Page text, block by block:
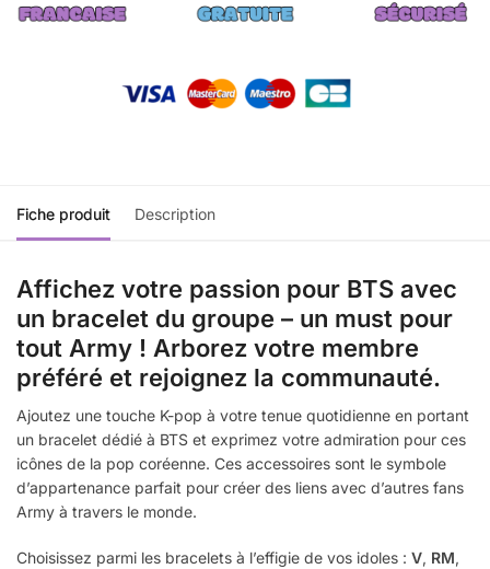
Fiche produit Description
Affichez votre passion pour BTS avec
un bracelet du groupe – un must pour
tout Army ! Arborez votre membre
préféré et rejoignez la communauté.
Ajoutez une touche K-pop à votre tenue quotidienne en portant
un bracelet dédié à BTS et exprimez votre admiration pour ces
icônes de la pop coréenne. Ces accessoires sont le symbole
d’appartenance parfait pour créer des liens avec d’autres fans
Army à travers le monde.
Choisissez parmi les bracelets à l’effigie de vos idoles : V, RM,